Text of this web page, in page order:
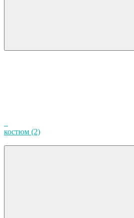
костюм (2)